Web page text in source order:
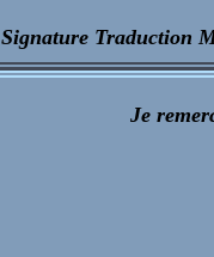
Signature Traduction
Je